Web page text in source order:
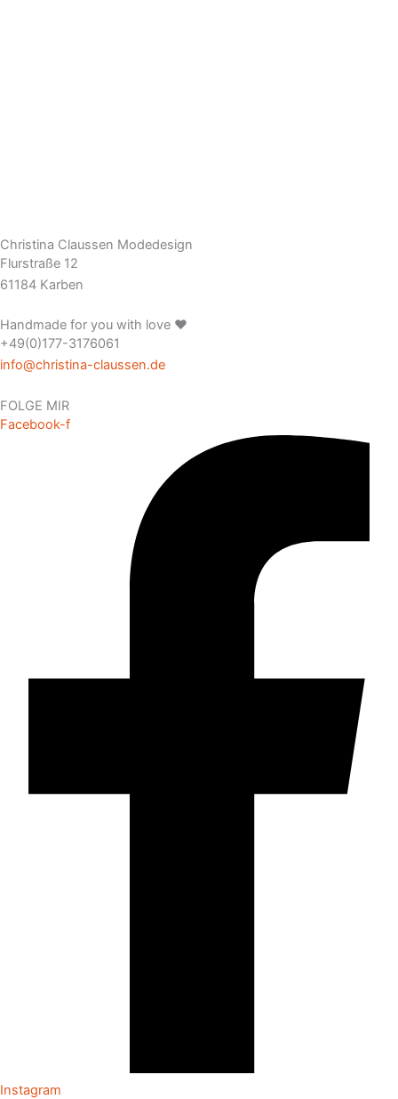
Christina Claussen Modedesign
Flurstraße 12
61184 Karben
Handmade for you with love ❤️
+49(0)177-3176061
info@christina-claussen.de
FOLGE MIR
Facebook-f
Instagram